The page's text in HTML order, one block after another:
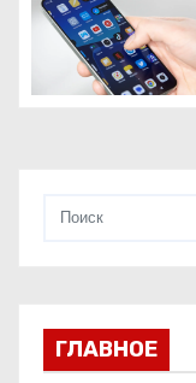
и
с
ГЛАВНОЕ